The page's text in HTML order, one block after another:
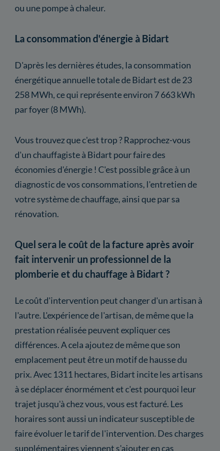
ou une pompe à chaleur.
La consommation d'énergie à Bidart
D'après les dernières études, la consommation
énergétique annuelle totale de Bidart est de 23
258 MWh, ce qui représente environ 7 663 kWh
par foyer (8 MWh).
Vous trouvez que c'est trop ? Rapprochez-vous
d'un chauffagiste à Bidart pour faire des
économies d'énergie ! C'est possible grâce à un
diagnostic de vos consommations, l'entretien de
votre système de chauffage, ainsi que par sa
rénovation.
Quel sera le coût de la facture après avoir
fait intervenir un professionnel de la
plomberie et du chauffage à Bidart ?
Le coût d'intervention peut changer d'un artisan à
l'autre. L'expérience de l'artisan, de même que la
prestation réalisée peuvent expliquer ces
différences. A cela ajoutez de même que son
emplacement peut être un motif de hausse du
prix. Avec 1311 hectares, Bidart incite les artisans
à se déplacer énormément et c'est pourquoi leur
trajet jusqu'à chez vous, vous est facturé. Les
horaires sont aussi un indicateur susceptible de
faire évoluer le tarif de l'intervention. Des charges
supplémentaires viennent s'ajouter en cas